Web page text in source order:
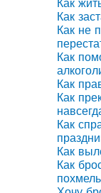
Как
Как
Как не
Как
Как
Как
Как
Как
Как